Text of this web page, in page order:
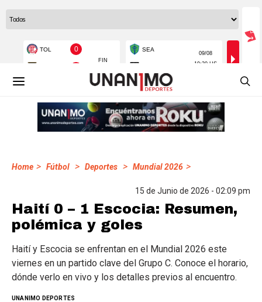
Home > Fútbol > Deportes > Mundial 2026 >
15 de Junio de 2026 - 02:09 pm
Haití 0 – 1 Escocia: Resumen,
polémica y goles
Haití y Escocia se enfrentan en el Mundial 2026 este
viernes en un partido clave del Grupo C. Conoce el horario,
dónde verlo en vivo y los detalles previos al encuentro.
UNANIMO DEPORTES